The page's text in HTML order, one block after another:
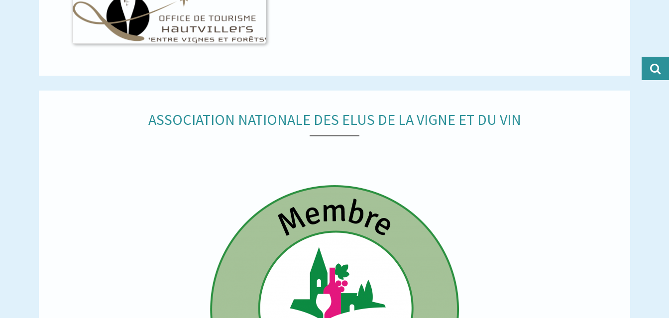
ASSOCIATION NATIONALE DES ELUS DE LA VIGNE ET DU VIN